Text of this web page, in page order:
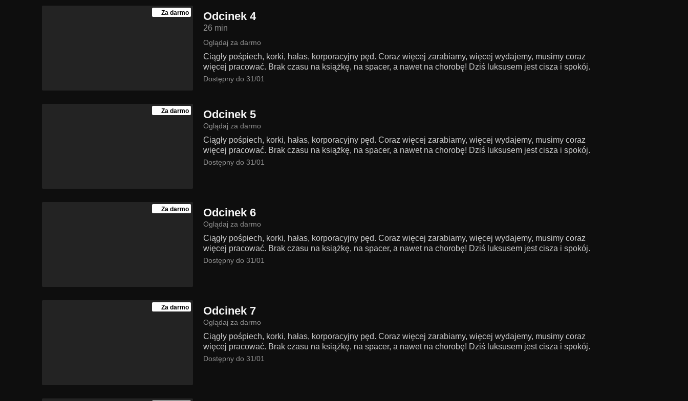
Za darmo Odcinek 4
26 min
Oglądaj za darmo
Ciągły pośpiech, korki, hałas, korporacyjny pęd. Coraz więcej zarabiamy, więcej wydajemy, musimy coraz
więcej pracować. Brak czasu na książkę, na spacer, a nawet na chorobę! Dziś luksusem jest cisza i spokój.
Dostępny do 31/01
Za darmo Odcinek 5
Oglądaj za darmo
Ciągły pośpiech, korki, hałas, korporacyjny pęd. Coraz więcej zarabiamy, więcej wydajemy, musimy coraz
więcej pracować. Brak czasu na książkę, na spacer, a nawet na chorobę! Dziś luksusem jest cisza i spokój.
Dostępny do 31/01
Za darmo Odcinek 6
Oglądaj za darmo
Ciągły pośpiech, korki, hałas, korporacyjny pęd. Coraz więcej zarabiamy, więcej wydajemy, musimy coraz
więcej pracować. Brak czasu na książkę, na spacer, a nawet na chorobę! Dziś luksusem jest cisza i spokój.
Dostępny do 31/01
Za darmo Odcinek 7
Oglądaj za darmo
Ciągły pośpiech, korki, hałas, korporacyjny pęd. Coraz więcej zarabiamy, więcej wydajemy, musimy coraz
więcej pracować. Brak czasu na książkę, na spacer, a nawet na chorobę! Dziś luksusem jest cisza i spokój.
Dostępny do 31/01